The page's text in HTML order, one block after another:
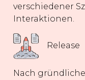
verschiedener
Interaktionen.
Release
Nach